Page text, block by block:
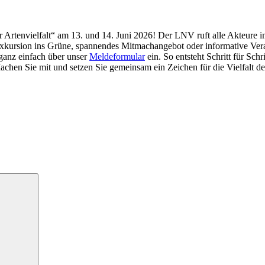
am 13. und 14. Juni 2026! Der LNV ruft alle Akteure
ins Grüne, spannendes Mitmachangebot oder informative
einfach über unserMeldeformularein. So entsteht Schritt für
Sie mit und setzen Sie gemeinsam ein Zeichen für die Vielfalt